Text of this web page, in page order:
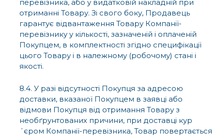
перевізника, або у видатковій накладній при
отриманні Товару. Зі свого боку, Продавець
гарантує відвантаження Товару Компанії-
перевізнику у кількості, зазначеній і оплаченій
Покупцем, в комплектності згідно специфікації
цього Товару і в належному (робочому) стані і
якості.
8.4. У разі відсутності Покупця за адресою
доставки, вказаної Покупцем в заявці або
відмови Покупця від отримання Товару з
необґрунтованих причини, при доставці кур
´єром Компанії-перевізника, Товар повертається